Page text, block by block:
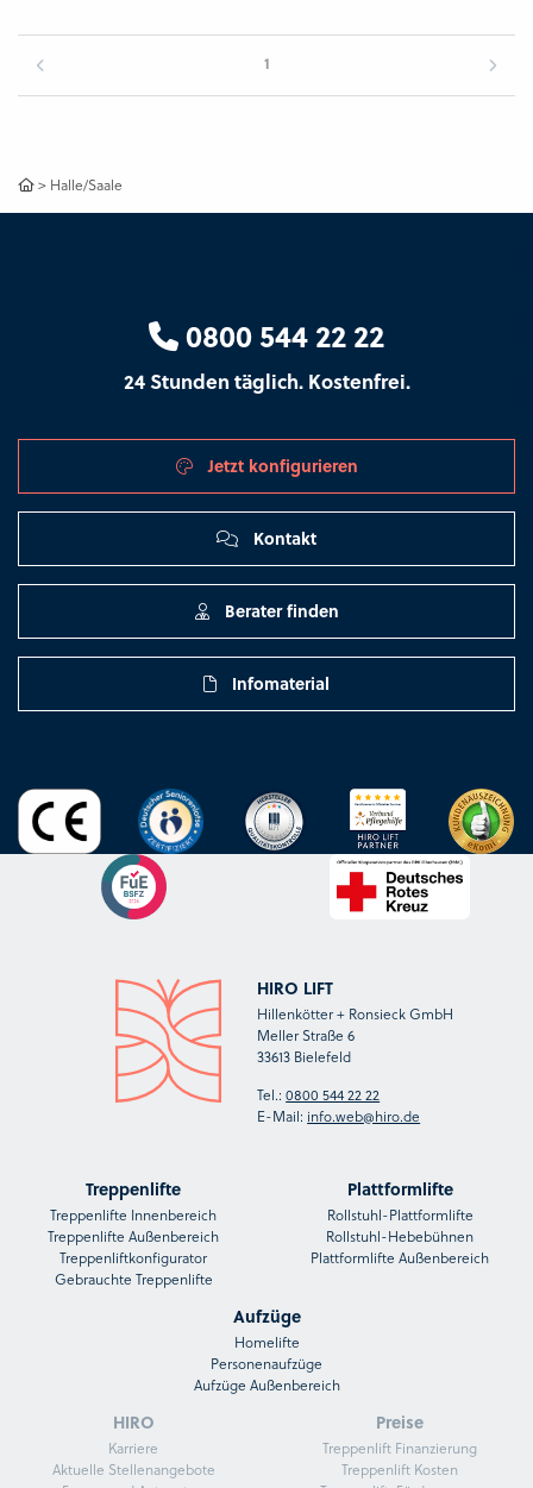
1
> Halle/Saale
0800 544 22 22
24 Stunden täglich. Kostenfrei.
Jetzt konfigurieren
Kontakt
Berater finden
Infomaterial
HIRO LIFT
Hillenkötter + Ronsieck GmbH
Meller Straße 6
33613 Bielefeld
Tel.:0800 544 22 22
E-Mail: info.web@hiro.de
Treppenlifte
Treppenlifte Innenbereich
Treppenlifte Außenbereich
Treppenliftkonfigurator
Gebrauchte Treppenlifte
Plattformlifte
Rollstuhl-Plattformlifte
Rollstuhl-Hebebühnen
Plattformlifte Außenbereich
Aufzüge
Homelifte
Personenaufzüge
Aufzüge Außenbereich
HIRO
Karriere
Aktuelle Stellenangebote
Preise
Treppenlift Finanzierung
Treppenlift Kosten